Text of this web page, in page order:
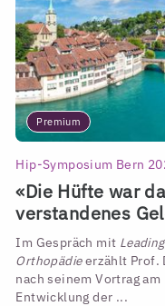
Premium
Hip-Symposium Bern
«Die Hüfte war
verstandenes
Im Gespräch mit
Orthopädieerzählt Prof.
nach seinem Vortrag
Entwicklung der ...